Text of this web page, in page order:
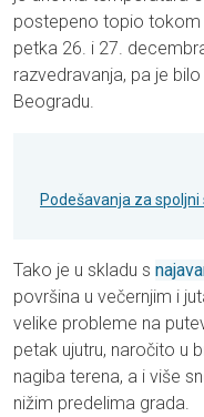
postepeno topio tokom
petka 26. i 27.
razvedravanja, pa je
Beogradu.
Podešavanja za spoljni
Tako je u skladu s
površina u večernjim i
velike probleme na
petak ujutru, naročito u
nagiba terena, a i više
nižim predelima grada.